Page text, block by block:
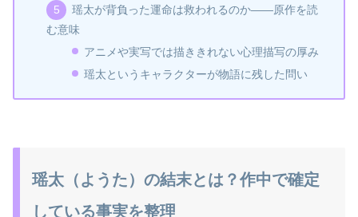
瑶太が背負った運命は救われるのか――原作を読
む意味
アニメや実写では描ききれない心理描写の厚み
瑶太というキャラクターが物語に残した問い
瑶太（ようた）の結末とは？作中で確定
している事実を整理